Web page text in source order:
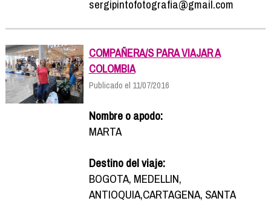
sergipintofotografia@gmail.com
COMPAÑERA/S PARA VIAJAR A
COLOMBIA
Publicado el 11/07/2016
Nombre o apodo:
MARTA
Destino del viaje:
BOGOTA, MEDELLIN,
ANTIOQUIA,CARTAGENA, SANTA